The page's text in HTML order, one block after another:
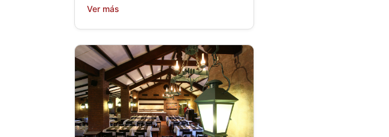
Ver más